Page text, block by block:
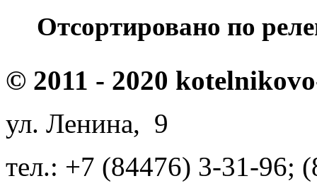
Отсортировано по
© 2011 - 2020
ул. Ленина, 9
тел.: +7 (84476) 3-31-96;